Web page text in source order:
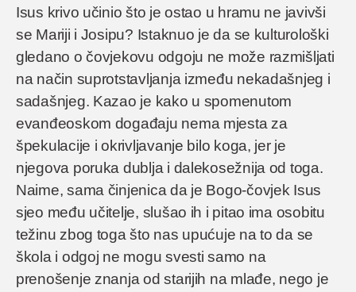
Isus krivo učinio što je ostao u hramu ne javivši
se Mariji i Josipu? Istaknuo je da se kulturološki
gledano o čovjekovu odgoju ne može razmišljati
na način suprotstavljanja između nekadašnjeg i
sadašnjeg. Kazao je kako u spomenutom
evanđeoskom događaju nema mjesta za
špekulacije i okrivljavanje bilo koga, jer je
njegova poruka dublja i dalekosežnija od toga.
Naime, sama činjenica da je Bogo-čovjek Isus
sjeo među učitelje, slušao ih i pitao ima osobitu
težinu zbog toga što nas upućuje na to da se
škola i odgoj ne mogu svesti samo na
prenošenje znanja od starijih na mlađe, nego je